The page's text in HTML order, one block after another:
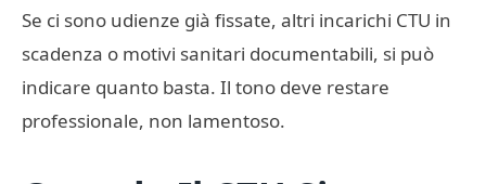
Se ci sono udienze già fissate, altri incarichi CTU in
scadenza o motivi sanitari documentabili, si può
indicare quanto basta. Il tono deve restare
professionale, non lamentoso.